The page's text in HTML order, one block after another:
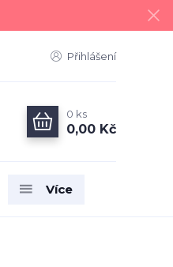
Přihlášení
0 ks
0,00 Kč
Více